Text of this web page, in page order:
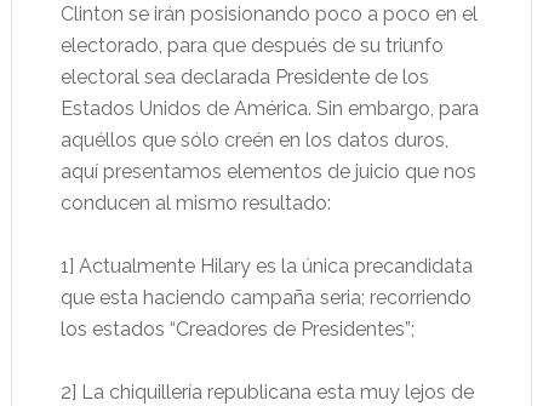
Clinton se irán posisionando poco a poco en el
electorado, para que después de su triunfo
electoral sea declarada Presidente de los
Estados Unidos de América. Sin embargo, para
aquéllos que sólo creén en los datos duros,
aquí presentamos elementos de juicio que nos
conducen al mismo resultado:
1] Actualmente Hilary es la única precandidata
que esta haciendo campaña seria; recorriendo
los estados “Creadores de Presidentes”;
2] La chiquillería republicana esta muy lejos de